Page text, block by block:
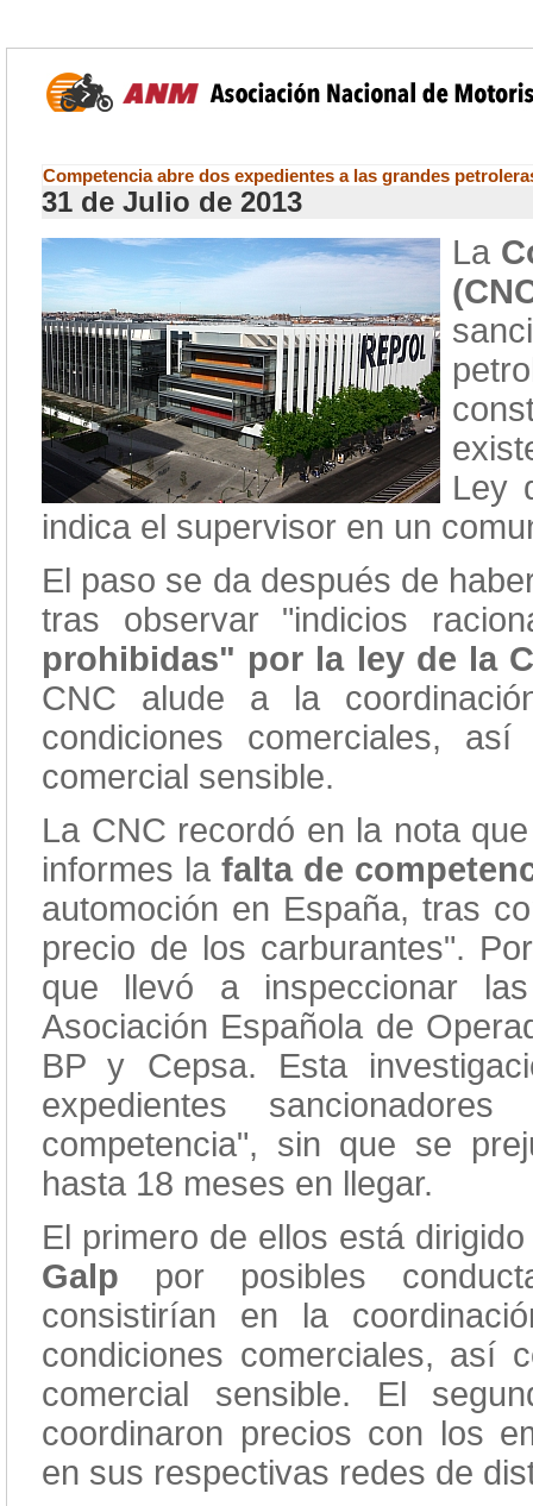
Competencia abre dos expedientes a las grandes
31 de Julio de 2013
La
Ley
indica el supervisor en un
El paso se da después de
tras observar "indicios
prohibidas" por la ley de la
CNC alude a la
condiciones comerciales,
comercial sensible.
La CNC recordó en la nota
informes la falta de
automoción en España, tras
precio de los carburantes".
que llevó a inspeccionar
Asociación Española de
BP y Cepsa. Esta
expedientes
competencia", sin que se
hasta 18 meses en llegar.
El primero de ellos está
Galp por posibles
consistirían en la
condiciones comerciales, así
comercial sensible. El
coordinaron precios con los
en sus respectivas redes de